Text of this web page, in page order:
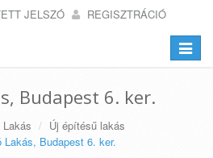
JELSZÓ REGISZTRÁCIÓ
Toggle
Budapest 6. ker.
Lakás
Új építésű lakás
Lakás, Budapest 6. ker.